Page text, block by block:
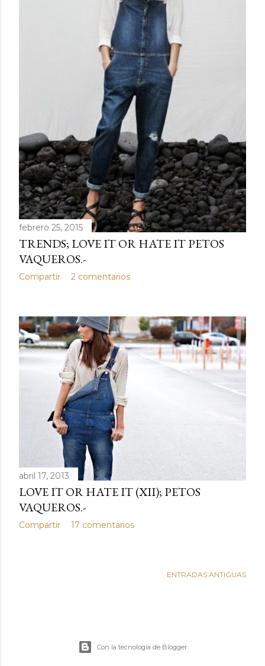
febrero 25, 2015
TRENDS; LOVE IT OR HATE IT PETOS
VAQUEROS.-
Compartir 2 comentarios
abril 17, 2013
LOVE IT OR HATE IT (XII); PETOS
VAQUEROS.-
Compartir 17 comentarios
ENTRADAS ANTIGUAS
Con la tecnología de Blogger